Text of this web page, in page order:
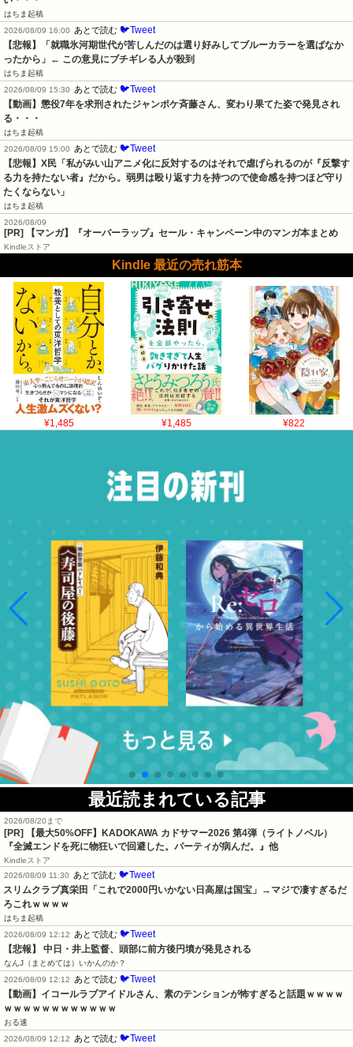
はちま起稿
2026/08/09 16:00
あとで読む 🐦Tweet
【悲報】「就職氷河期世代が苦しんだのは選り好みしてブルーカラーを選ばなか
ったから」← この意見にブチギレる人が殺到
はちま起稿
2026/08/09 15:30
あとで読む 🐦Tweet
【動画】懲役7年を求刑されたジャンポケ斉藤さん、変わり果てた姿で発見され
る・・・
はちま起稿
2026/08/09 15:00
あとで読む 🐦Tweet
【悲報】X民「私がみい山アニメ化に反対するのはそれで虐げられるのが『反撃す
る力を持たない者』だから。弱男は殴り返す力を持つので使命感を持つほど守り
たくならない」
はちま起稿
2026/08/09
[PR] 【マンガ】『オーバーラップ』セール・キャンペーン中のマンガ本まとめ
Kindleストア
Kindle 最近の売れ筋本
¥1,485 ¥1,485 ¥822
最近読まれている記事
2026/08/20まで
[PR]
【最大50%OFF】KADOKAWA カドサマー2026 第4弾（ライトノベル）
『全滅エンドを死に物狂いで回避した。パーティが病んだ。』他
Kindleストア
2026/08/09 11:30
あとで読む 🐦Tweet
スリムクラブ真栄田「これで2000円いかない日高屋は国宝」→マジで凄すぎるだ
ろこれｗｗｗｗ
はちま起稿
2026/08/09 12:12
あとで読む 🐦Tweet
【悲報】 中日・井上監督、頭部に前方後円墳が発見される
なんJ（まとめては）いかんのか？
2026/08/09 12:12
あとで読む 🐦Tweet
【動画】イコールラブアイドルさん、素のテンションが怖すぎると話題ｗｗｗｗ
ｗｗｗｗｗｗｗｗｗｗｗｗ
おる速
2026/08/09 12:12
あとで読む 🐦Tweet